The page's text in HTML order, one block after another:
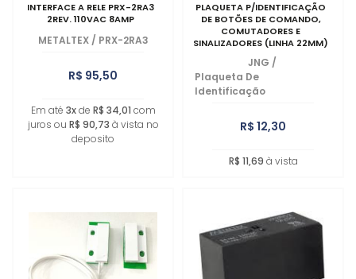
INTERFACE A RELE PRX-2RA3
2REV. 110VAC 8AMP
METALTEX / PRX-2RA3
R$ 95,50
Em até 3xde R$ 34,01 com
juros ou R$ 90,73 à vista no
deposito
PLAQUETA P/IDENTIFICAÇÃO
DE BOTÕES DE COMANDO,
COMUTADORES E
SINALIZADORES (LINHA 22MM)
JNG /
Plaqueta De
Identificação
R$ 12,30
R$ 11,69 à vista